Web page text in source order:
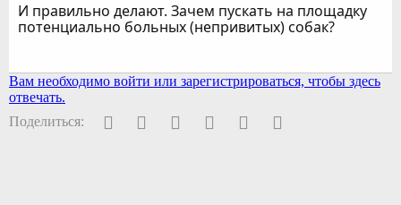
И правильно делают. Зачем пускать на площадку
потенциально больных (непривитых) собак?
Вам необходимо войти или зарегистрироваться, чтобы здесь
отвечать.
Поделиться:
FacebookTwitter PinterestWhatsAppЭлектронная почта